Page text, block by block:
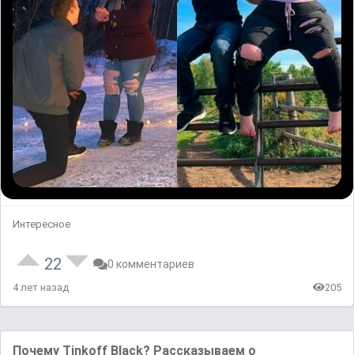
Интересное
22 0 комментариев
4 лет назад 205
Почему Tinkoff Black? Рассказываем о